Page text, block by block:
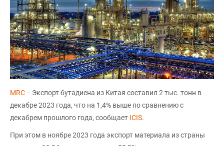
MRC-- Экспорт бутадиена из Китая составил 2 тыс. тонн в
декабре 2023 года, что на 1,4% выше по сравнению с
декабрем прошлого года, сообщает ICIS.
При этом в ноябре 2023 года экспорт материала из страны